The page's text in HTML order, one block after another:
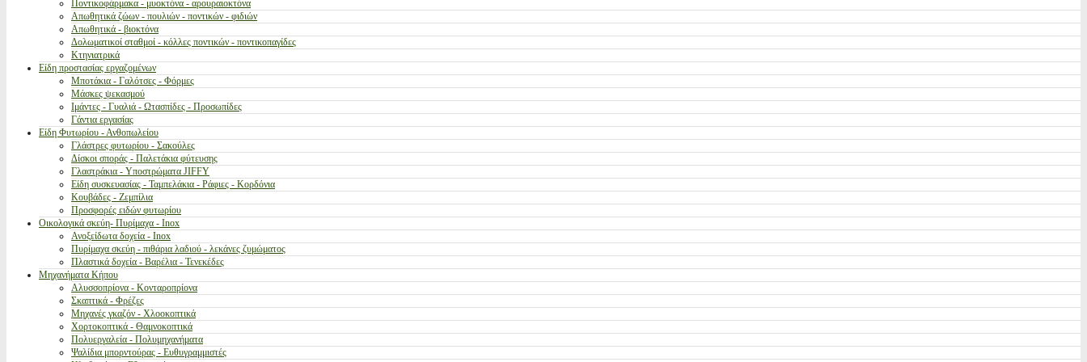
Ποντικοφάρμακα - μυοκτόνα - αρουραιοκτόνα
Απωθητικά ζώων - πουλιών - ποντικών - φιδιών
Απωθητικά - βιοκτόνα
Δολωματικοί σταθμοί - κόλλες ποντικών - ποντικοπαγίδες
Κτηνιατρικά
Είδη προστασίας εργαζομένων
Μποτάκια - Γαλότσες - Φόρμες
Μάσκες ψεκασμού
Ιμάντες - Γυαλιά - Ωτασπίδες - Προσωπίδες
Γάντια εργασίας
Είδη Φυτωρίου - Ανθοπωλείου
Γλάστρες φυτωρίου - Σακούλες
Δίσκοι σποράς - Παλετάκια φύτευσης
Γλαστράκια - Υποστρώματα JIFFY
Είδη συσκευασίας - Ταμπελάκια - Ράφιες - Κορδόνια
Κουβάδες - Ζεμπίλια
Προσφορές ειδών φυτωρίου
Οικολογικά σκεύη- Πυρίμαχα - Inox
Ανοξείδωτα δοχεία - Inox
Πυρίμαχα σκεύη - πιθάρια λαδιού - λεκάνες ζυμώματος
Πλαστικά δοχεία - Βαρέλια - Τενεκέδες
Μηχανήματα Κήπου
Αλυσσοπρίονα - Κονταροπρίονα
Σκαπτικά - Φρέζες
Μηχανές γκαζόν - Χλοοκοπτικά
Χορτοκοπτικά - Θαμνοκοπτικά
Πολυεργαλεία - Πολυμηχανήματα
Ψαλίδια μπορντούρας - Ευθυγραμμιστές